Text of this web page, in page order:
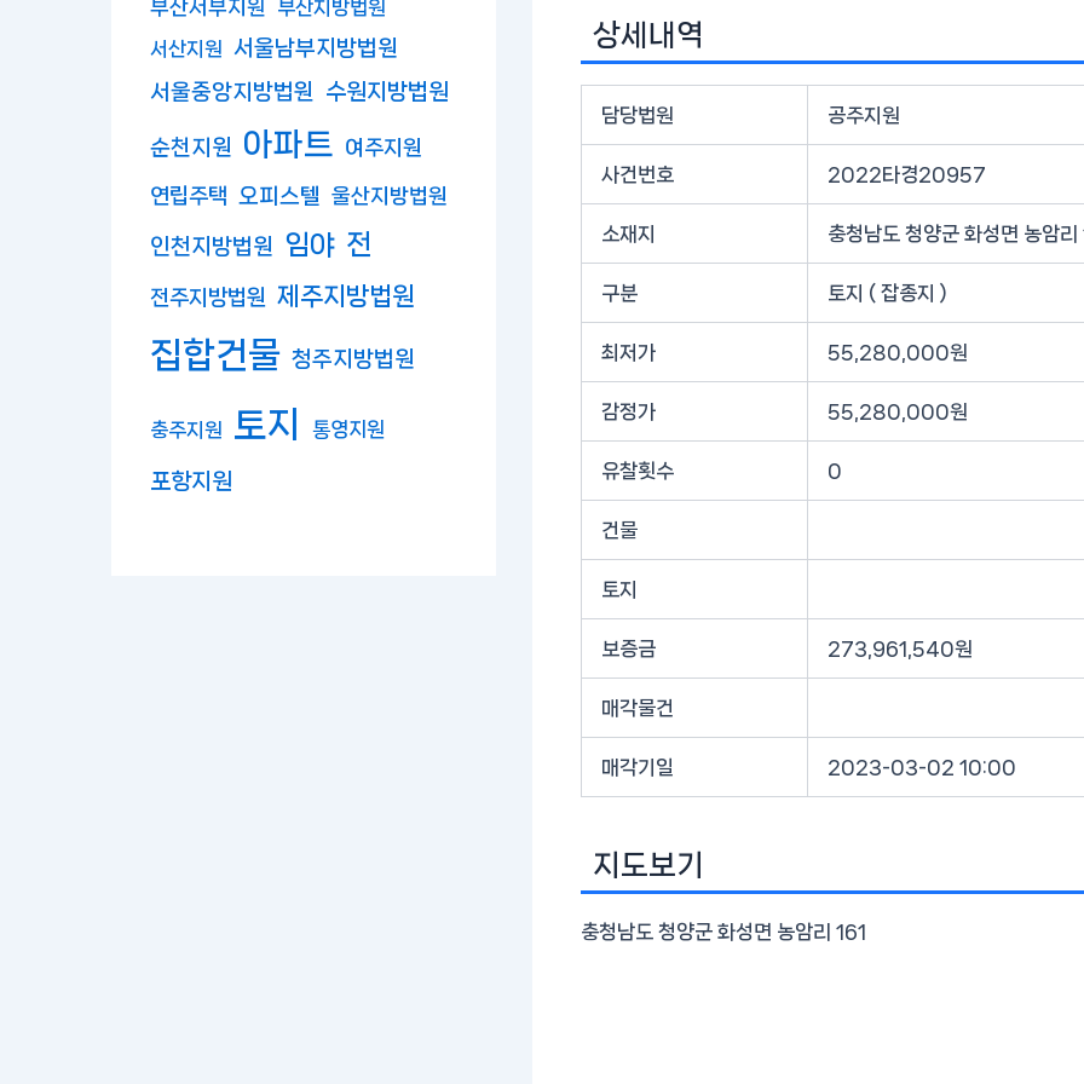
부산서부지원
부산지방법원
서산지원 서울남부지방법원
서울중앙지방법원 수원지방법원
순천지원 아파트 여주지원
연립주택 오피스텔 울산지방법원
인천지방법원 임야 전
전주지방법원 제주지방법원
집합건물 청주지방법원
충주지원 토지 통영지원
포항지원
상세내역
담당법원 공주지원
사건번호 2022타경20957
소재지 충청남도 청양군 화성면 농암리
구분 토지 ( 잡종지 )
최저가 55,280,000원
감정가 55,280,000원
유찰횟수 0
건물
토지
보증금 273,961,540원
매각물건
매각기일 2023-03-02 10:00
지도보기
충청남도 청양군 화성면 농암리 161